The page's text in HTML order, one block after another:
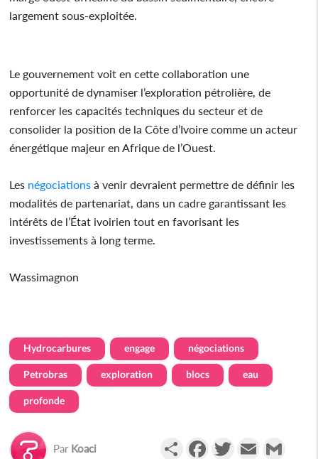
largement sous-exploitée.
Le gouvernement voit en cette collaboration une
opportunité de dynamiser l’exploration pétrolière, de
renforcer les capacités techniques du secteur et de
consolider la position de la Côte d’Ivoire comme un acteur
énergétique majeur en Afrique de l’Ouest.
Les négociations à venir devraient permettre de définir les
modalités de partenariat, dans un cadre garantissant les
intérêts de l’État ivoirien tout en favorisant les
investissements à long terme.
Wassimagnon
Hydrocarbures engage négociations
Petrobras exploration blocs eau
profonde
Par Koaci PartagerFacebookTwitterEmail